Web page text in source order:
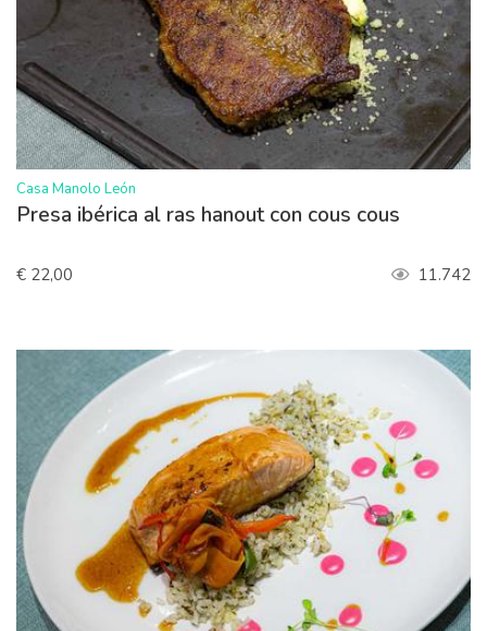
>
Casa Manolo León
Presa ibérica al ras hanout con cous cous
€ 22,00 11.742